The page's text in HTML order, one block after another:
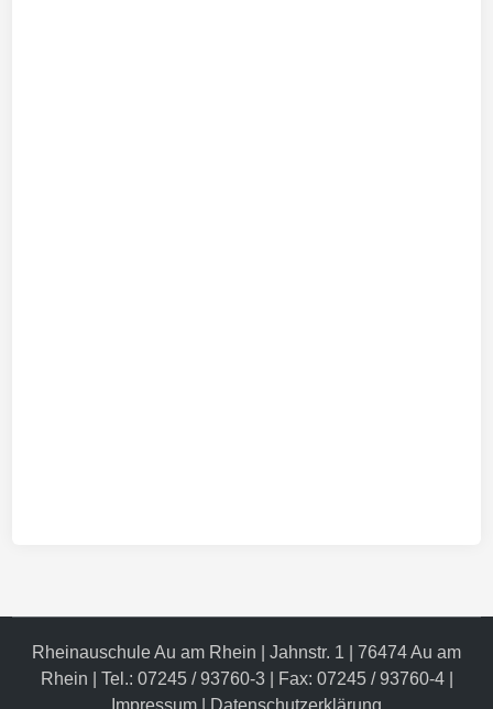
Rheinauschule Au am Rhein | Jahnstr. 1 | 76474 Au am
Rhein | Tel.: 07245 / 93760-3 | Fax: 07245 / 93760-4 |
Impressum
Datenschutzerklärung